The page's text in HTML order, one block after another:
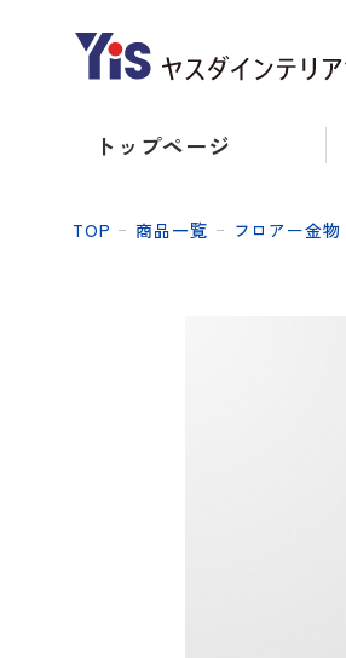
トップページ
TOP 商品一覧 フロアー金物